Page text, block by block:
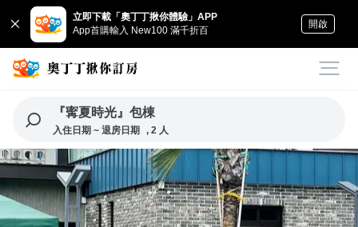
立即下載「奧丁丁揪你體驗」APP
App首購輸入 New100 滿千折百
開啟
『寗夏時光』包棟
入住日期 ~ 退房日期 , 2 人